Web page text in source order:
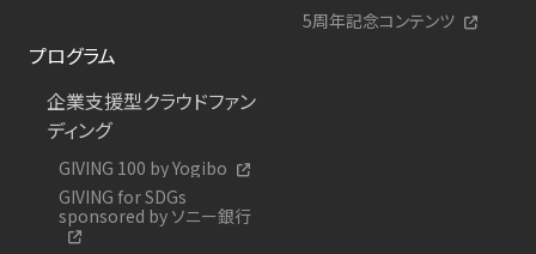
5周年記念コンテンツ
プログラム
企業支援型クラウドファン
ディング
GIVING 100 by Yogibo
GIVING for SDGs
sponsored by ソニー銀行